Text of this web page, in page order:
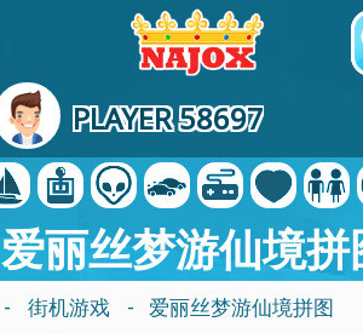
PLAYER 58697
爱丽丝梦游仙境拼
- 街机游戏 - 爱丽丝梦游仙境拼图